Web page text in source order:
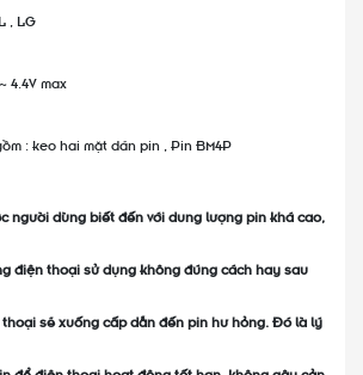
, LG
4.4V max
: keo hai mặt dán pin , Pin BM4P
người dùng biết đến với dung lượng pin khá cao,
điện thoại sử dụng không đúng cách hay sau
sẽ xuống cấp dẫn đến pin hư hỏng. Đó là lý